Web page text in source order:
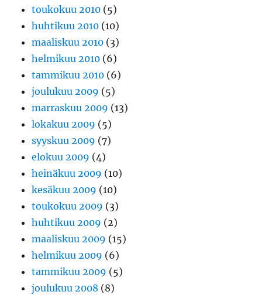
toukokuu 2010 (5)
huhtikuu 2010 (10)
maaliskuu 2010 (3)
helmikuu 2010 (6)
tammikuu 2010 (6)
joulukuu 2009 (5)
marraskuu 2009 (13)
lokakuu 2009 (5)
syyskuu 2009 (7)
elokuu 2009 (4)
heinäkuu 2009 (10)
kesäkuu 2009 (10)
toukokuu 2009 (3)
huhtikuu 2009 (2)
maaliskuu 2009 (15)
helmikuu 2009 (6)
tammikuu 2009 (5)
joulukuu 2008 (8)